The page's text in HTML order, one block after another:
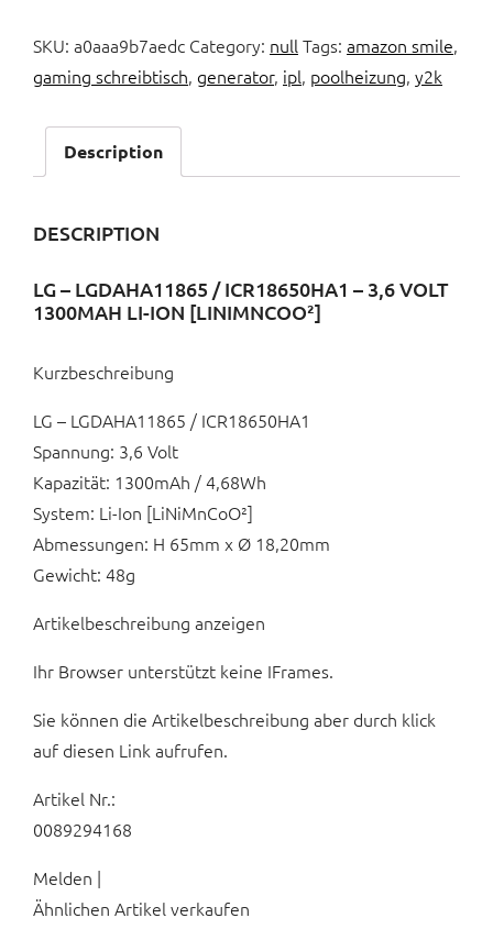
SKU: a0aaa9b7aedc Category: null Tags: amazon smile,
gaming schreibtisch, generator, ipl, poolheizung, y2k
Description
DESCRIPTION
LG – LGDAHA11865 / ICR18650HA1 – 3,6 VOLT
1300MAH LI-ION [LINIMNCOO²]
Kurzbeschreibung
LG – LGDAHA11865 / ICR18650HA1
Spannung: 3,6 Volt
Kapazität: 1300mAh / 4,68Wh
System: Li-Ion [LiNiMnCoO²]
Abmessungen: H 65mm x Ø 18,20mm
Gewicht: 48g
Artikelbeschreibung anzeigen
Ihr Browser unterstützt keine IFrames.
Sie können die Artikelbeschreibung aber durch klick
auf diesen Link aufrufen.
Artikel Nr.:
0089294168
Melden |
Ähnlichen Artikel verkaufen